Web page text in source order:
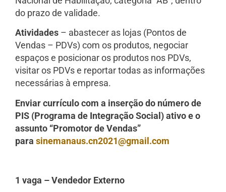
do prazo de validade.
Atividades – abastecer as lojas (Pontos de
Vendas – PDVs) com os produtos, negociar
espaços e posicionar os produtos nos PDVs,
visitar os PDVs e reportar todas as informações
necessárias à empresa.
Enviar currículo com a inserção do número de
PIS (Programa de Integração Social) ativo e o
assunto “Promotor de Vendas”
para sinemanaus.cn2021@gmail.com
1 vaga – Vendedor Externo